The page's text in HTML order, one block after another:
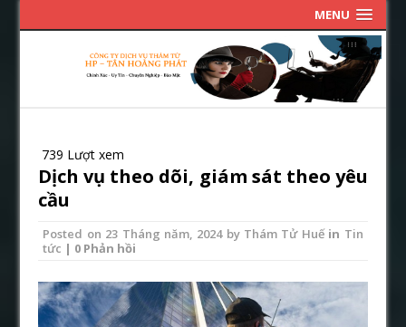
MENU
739 Lượt xem
Dịch vụ theo dõi, giám sát theo yêu
cầu
Posted on 23 Tháng năm, 2024by Thám Tử Huếin Tin
tức | 0 Phản hồi